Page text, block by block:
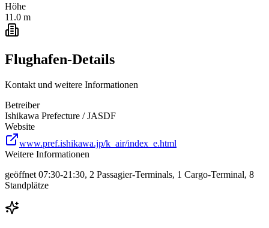
Höhe
11.0 m
Flughafen-Details
Kontakt und weitere Informationen
Betreiber
Ishikawa Prefecture / JASDF
Website
www.pref.ishikawa.jp/k_air/index_e.html
Weitere Informationen
geöffnet 07:30-21:30, 2 Passagier-Terminals, 1 Cargo-Terminal, 8
Standplätze